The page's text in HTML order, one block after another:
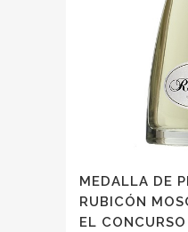
MEDALLA DE
RUBICÓN
EL